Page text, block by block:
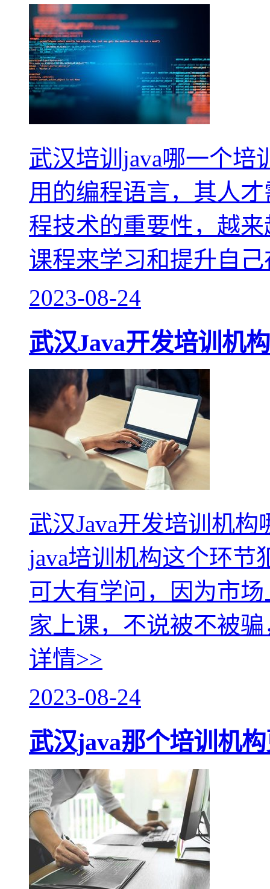
武汉培训java哪一个培
用的编程语言，其人
程技术的重要性，越
课程来学习和提升自
2023-08-24
武汉Java开发培训机
武汉Java开发培训机
java培训机构这个环节
可大有学问，因为市
家上课，不说被不被
详情>>
2023-08-24
武汉java那个培训机